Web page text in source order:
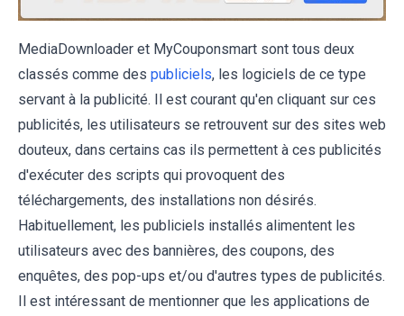
MediaDownloader et MyCouponsmart sont tous deux
classés comme des publiciels, les logiciels de ce type
servant à la publicité. Il est courant qu'en cliquant sur ces
publicités, les utilisateurs se retrouvent sur des sites web
douteux, dans certains cas ils permettent à ces publicités
d'exécuter des scripts qui provoquent des
téléchargements, des installations non désirés.
Habituellement, les publiciels installés alimentent les
utilisateurs avec des bannières, des coupons, des
enquêtes, des pop-ups et/ou d'autres types de publicités.
Il est intéressant de mentionner que les applications de